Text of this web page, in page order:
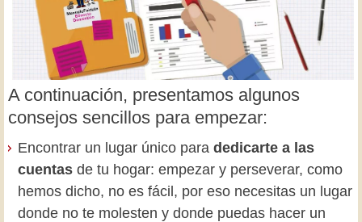
A continuación, presentamos algunos
consejos sencillos para empezar:
Encontrar un lugar único para dedicarte a las
cuentas de tu hogar: empezar y perseverar, como
hemos dicho, no es fácil, por eso necesitas un lugar
donde no te molesten y donde puedas hacer un